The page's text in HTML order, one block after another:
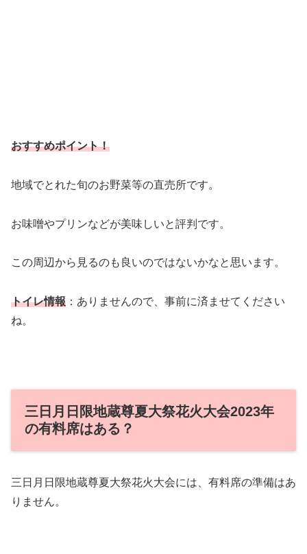
おすすめポイント！
地域でとれた旬のお野菜等の直売所です。
お味噌やプリンなどが美味しいと評判です。
この周辺から見るのも良いのではないかなと思います。
トイレ情報 ：ありませんので、事前に済ませてください
ね。
三日月日限地蔵尊夏大祭花火大会2023年
の有料席はある？
三日月日限地蔵尊夏大祭花火大会には、有料席の準備はあ
りません。